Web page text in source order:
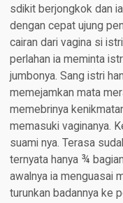
sdikit berjongkok dan
dengan cepat ujung
cairan dari vagina si
perlahan ia meminta
jumbonya. Sang istri
memejamkan mata
memebrinya
memasuki vaginanya.
suami nya. Terasa
ternyata hanya ¾
awalnya ia menguasai
turunkan badannya ke